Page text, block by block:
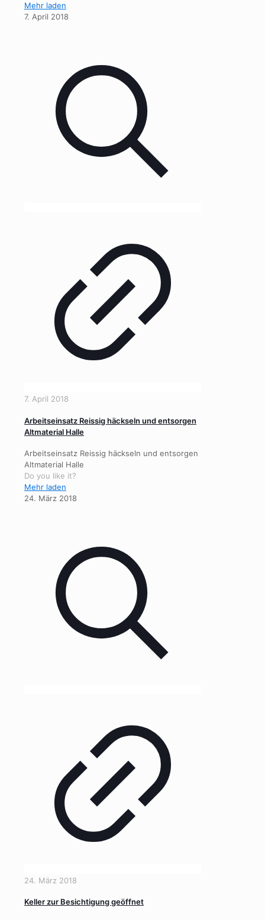
Mehr laden
7. April 2018
7. April 2018
Arbeitseinsatz Reissig häckseln und entsorgen
Altmaterial Halle
Arbeitseinsatz Reissig häckseln und entsorgen
Altmaterial Halle
Do you like it?
Mehr laden
24. März 2018
24. März 2018
Keller zur Besichtigung geöffnet